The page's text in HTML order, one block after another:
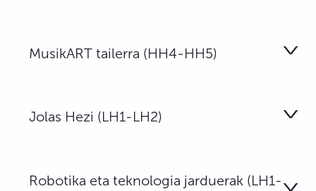
MusikART tailerra (HH4-HH5)
Jolas Hezi (LH1-LH2)
Robotika eta teknologia jarduerak (LH1-